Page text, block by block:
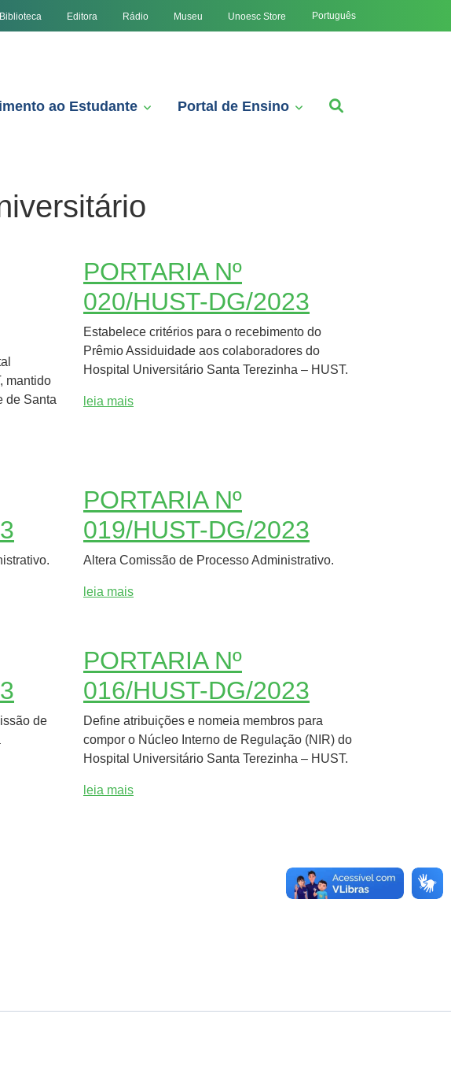
Biblioteca Editora Rádio Museu Unoesc Store Português
ao Estudante Portal de Ensino
mantido
de Santa
PORTARIA Nº
020/HUST-DG/2023
Estabelece critérios para o recebimento do
Prêmio Assiduidade aos colaboradores do
Hospital Universitário Santa Terezinha – HUST.
leia mais
PORTARIA Nº
019/HUST-DG/2023
Altera Comissão de Processo Administrativo.
leia mais
de
PORTARIA Nº
016/HUST-DG/2023
Define atribuições e nomeia membros para
compor o Núcleo Interno de Regulação (NIR) do
Hospital Universitário Santa Terezinha – HUST.
leia mais